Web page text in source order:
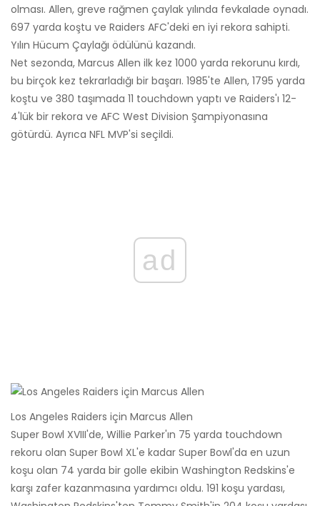
olması. Allen, greve rağmen çaylak yılında fevkalade oynadı.
697 yarda koştu ve Raiders AFC'deki en iyi rekora sahipti.
Yılın Hücum Çaylağı ödülünü kazandı.
Net sezonda, Marcus Allen ilk kez 1000 yarda rekorunu kırdı,
bu birçok kez tekrarladığı bir başarı. 1985'te Allen, 1795 yarda
koştu ve 380 taşımada 11 touchdown yaptı ve Raiders'ı 12-
4'lük bir rekora ve AFC West Division Şampiyonasına
götürdü. Ayrıca NFL MVP'si seçildi.
ad
Los Angeles Raiders için Marcus Allen
Super Bowl XVIII'de, Willie Parker'ın 75 yarda touchdown
rekoru olan Super Bowl XL'e kadar Super Bowl'da en uzun
koşu olan 74 yarda bir golle ekibin Washington Redskins'e
karşı zafer kazanmasına yardımcı oldu. 191 koşu yardası,